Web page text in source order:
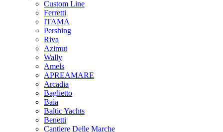
Custom Line
Ferretti
ITAMA
Pershing
Riva
Azimut
Wally
Amels
APREAMARE
Arcadia
Baglietto
Baia
Baltic Yachts
Benetti
Сantiere Delle Marche